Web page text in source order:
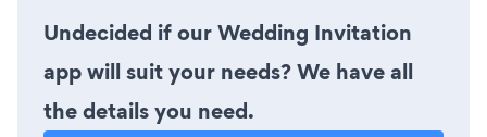
Undecided if our Wedding Invitation
app will suit your needs? We have all
the details you need.